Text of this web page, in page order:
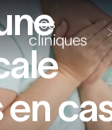
Nos
cliniques